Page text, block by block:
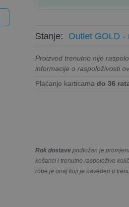
Stanje: Outlet GOLD -
Proizvod trenutno nije
informacije o raspoloživosti
Plaćanje karticama do 36
Rok dostave podložan je
košarici i trenutno raspoložive
robe je onaj koji je naveden u